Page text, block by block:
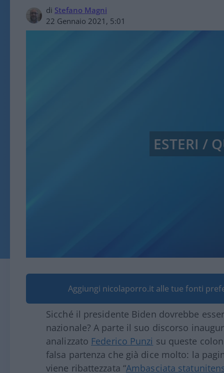
di Stefano Magni
22 Gennaio 2021, 5:01
ESTERI /
Aggiungi nicolaporro.it alle tue fonti
Sicché il presidente Biden dovrebbe
nazionale? A parte il suo discorso
analizzato Federico Punzi su queste
falsa partenza che già dice molto: la
viene ribattezzata “Ambasciata